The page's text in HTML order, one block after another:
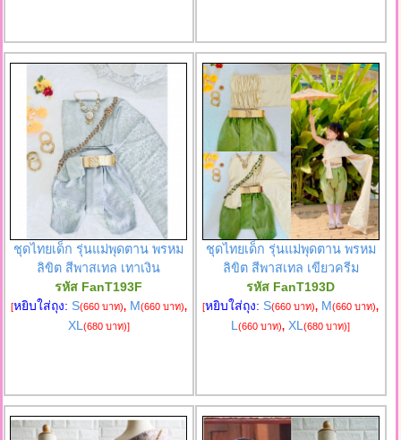
ชุดไทยเด็ก รุ่นแม่พุดตาน พรหม
ลิขิต สีพาสเทล เทาเงิน
รหัส FanT193F
[หยิบใส่ถุง: S(660 บาท), M(660 บาท),
XL (680 บาท)]
ชุดไทยเด็ก รุ่นแม่พุดตาน พรหม
ลิขิต สีพาสเทล เขียวครีม
รหัส FanT193D
[หยิบใส่ถุง: S(660 บาท), M(660 บาท),
L(660 บาท), XL(680 บาท)]